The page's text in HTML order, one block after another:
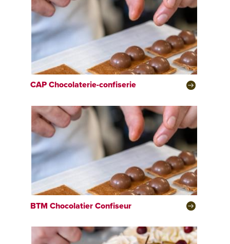
CAP Chocolaterie-confiserie
BTM Chocolatier Confiseur